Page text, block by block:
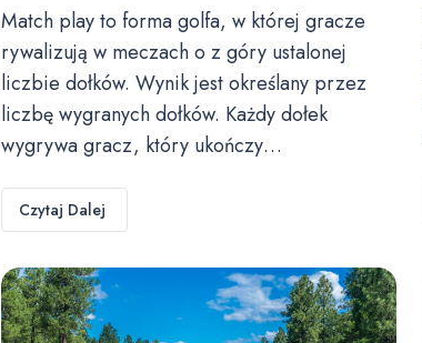
Match play to forma golfa, w której gracze
rywalizują w meczach o z góry ustalonej
liczbie dołków. Wynik jest określany przez
liczbę wygranych dołków. Każdy dołek
wygrywa gracz, który ukończy…
Czytaj Dalej